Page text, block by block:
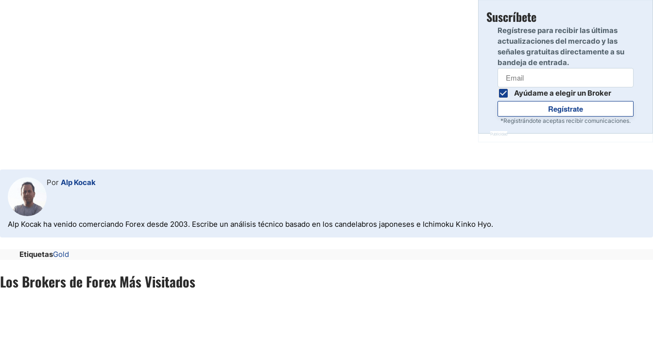
10
Suscríbete
Regístrese para recibir las últimas
actualizaciones del mercado y las
señales gratuitas directamente a su
bandeja de entrada.
Ayúdame a elegir un Broker
Regístrate
*Registrándote aceptas recibir comunicaciones.
Publicidad
Por Alp Kocak
Alp Kocak ha venido comerciando Forex desde 2003. Escribe un análisis técnico basado en los candelabros japoneses e Ichimoku Kinko Hyo.
EtiquetasGold
Los Brokers de Forex Más Visitados